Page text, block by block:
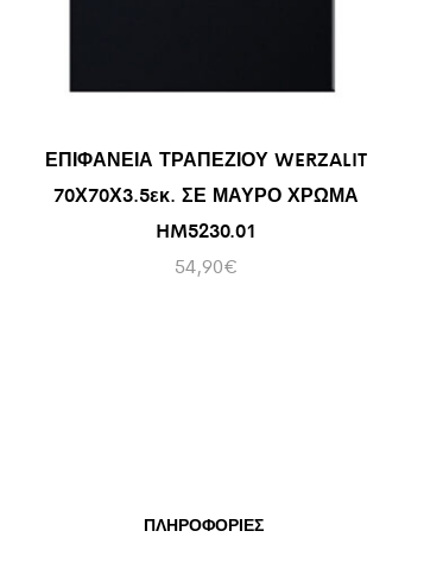
ΕΠΙΦΑΝΕΙΑ ΤΡΑΠΕΖΙΟΥ WERZALIT
70Χ70Χ3.5εκ. ΣΕ ΜΑΥΡΟ ΧΡΩΜΑ
HM5230.01
54,90€
ΠΛΗΡΟΦΟΡΙΕΣ